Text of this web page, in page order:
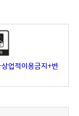
업적이용금지+변